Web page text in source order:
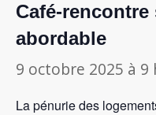
Café-
abordable
9 octobre 2025 à 9
La pénurie des